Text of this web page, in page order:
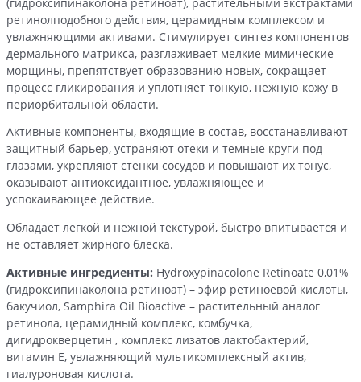
ретинолподобного действия, церамидным комплексом и
увлажняющими активами. Стимулирует синтез компонентов
дермального матрикса, разглаживает мелкие мимические
морщины, препятствует образованию новых, сокращает
процесс гликирования и уплотняет тонкую, нежную кожу в
периорбитальной области.
Активные компоненты, входящие в состав, восстанавливают
защитный барьер, устраняют отеки и темные круги под
глазами, укрепляют стенки сосудов и повышают их тонус,
оказывают антиоксидантное, увлажняющее и
успокаивающее действие.
Обладает легкой и нежной текстурой, быстро впитывается и
не оставляет жирного блеска.
Активные ингредиенты: Hydroxypinacolone Retinoate 0,01%
(гидроксипинаколона ретиноат) – эфир ретиноевой кислоты,
бакучиол, Samphira Oil Bioactive – растительный аналог
ретинола, церамидный комплекс, комбучка,
дигидрокверцетин , комплекс лизатов лактобактерий,
витамин Е, увлажняющий мультикомплексный актив,
гиалуроновая кислота.